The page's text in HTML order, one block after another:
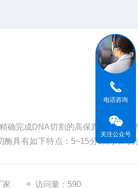
确完成DNA切割的高保真限制性内
具有如下特点：5~15分钟内即可
家 访问量：590
电话咨询
关注公众号